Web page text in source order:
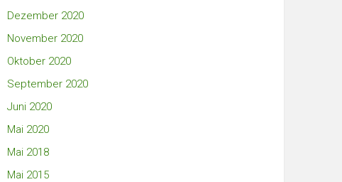
Dezember 2020
November 2020
Oktober 2020
September 2020
Juni 2020
Mai 2020
Mai 2018
Mai 2015